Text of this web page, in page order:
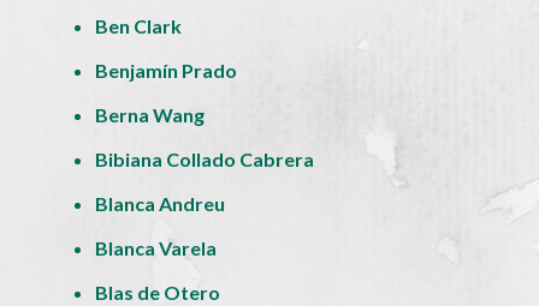
Ben Clark
Benjamín Prado
Berna Wang
Bibiana Collado Cabrera
Blanca Andreu
Blanca Varela
Blas de Otero